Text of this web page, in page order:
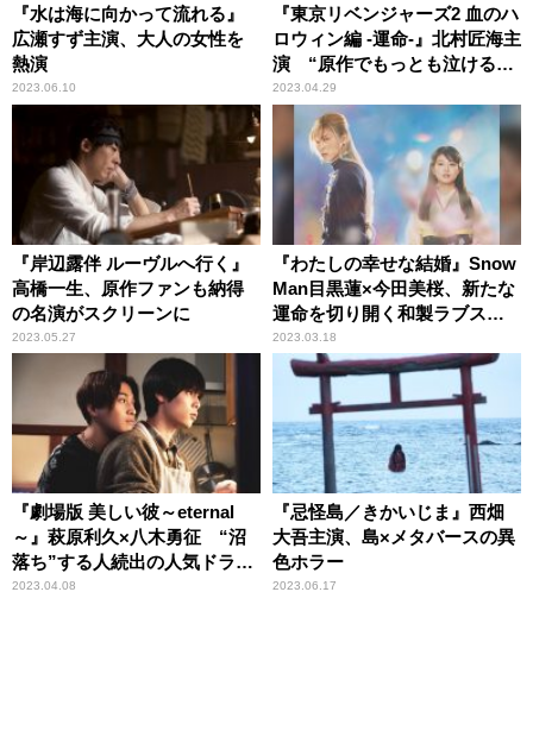
『水は海に向かって流れる』
広瀬すず主演、大人の女性を
熱演
2023.06.10
『東京リベンジャーズ2 血のハ
ロウィン編 -運命-』北村匠海主
演 “原作でもっとも泣けるエ
ピソード”待望の実写化
2023.04.29
『岸辺露伴 ルーヴルへ行く』
高橋一生、原作ファンも納得
の名演がスクリーンに
2023.05.27
『わたしの幸せな結婚』Snow
Man目黒蓮×今田美桜、新たな
運命を切り開く和製ラブスト
ーリー
2023.03.18
『劇場版 美しい彼～eternal
～』萩原利久×八木勇征 “沼
落ち”する人続出の人気ドラマ
が映画に
2023.04.08
『忌怪島／きかいじま』西畑
大吾主演、島×メタバースの異
色ホラー
2023.06.17